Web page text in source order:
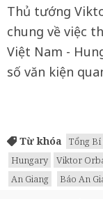
Thủ tướng
chung về việc
Việt Nam -
số văn kiện
Từ khóa Tổng Bí
Hungary
Viktor
An Giang
Báo An